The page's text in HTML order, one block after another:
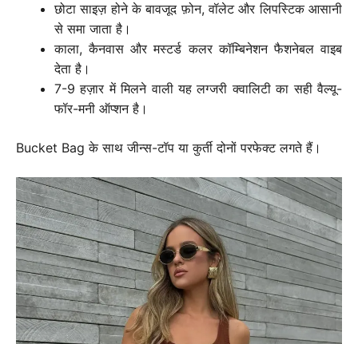
छोटा साइज़ होने के बावजूद फ़ोन, वॉलेट और लिपस्टिक आसानी
से समा जाता है।
काला, कैनवास और मस्टर्ड कलर कॉम्बिनेशन फैशनेबल वाइब
देता है।
7-9 हज़ार में मिलने वाली यह लग्जरी क्वालिटी का सही वैल्यू-
फॉर-मनी ऑप्शन है।
Bucket Bag के साथ जीन्स-टॉप या कुर्ती दोनों परफेक्ट लगते हैं।